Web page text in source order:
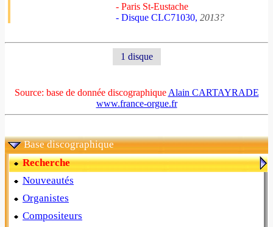
- Paris St-Eustache
- Disque CLC71030, 2013?
1 disque
Source: base de donnée discographique Alain CARTAYRADE
www.france-orgue.fr
Base discographique
Recherche
Nouveautés
Organistes
Compositeurs